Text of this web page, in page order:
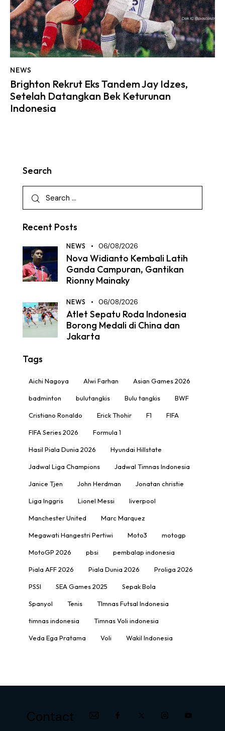
NEWS
Brighton Rekrut Eks Tandem Jay Idzes,
Setelah Datangkan Bek Keturunan
Indonesia
Search
Recent Posts
NEWS 06/08/2026
Nova Widianto Kembali Latih
Ganda Campuran, Gantikan
Rionny Mainaky
NEWS 06/08/2026
Atlet Sepatu Roda Indonesia
Borong Medali di China dan
Jakarta
Tags
Aichi Nagoya Alwi Farhan Asian Games 2026
badminton bulutangkis Bulu tangkis BWF
Cristiano Ronaldo Erick Thohir F1 FIFA
FIFA Series 2026 Formula 1
Hasil Piala Dunia 2026 Hyundai Hillstate
Jadwal Liga Champions Jadwal Timnas Indonesia
Janice Tjen John Herdman Jonatan christie
Liga Inggris Lionel Messi liverpool
Manchester United Marc Marquez
Megawati Hangestri Pertiwi Moto3 motogp
MotoGP 2026 pbsi pembalap indonesia
Piala AFF 2026 Piala Dunia 2026 Proliga 2026
PSSI SEA Games 2025 Sepak Bola
Spanyol Tenis TImnas Futsal Indonesia
timnas indonesia Timnas Voli indonesia
Veda Ega Pratama Voli Wakil Indonesia
Contact